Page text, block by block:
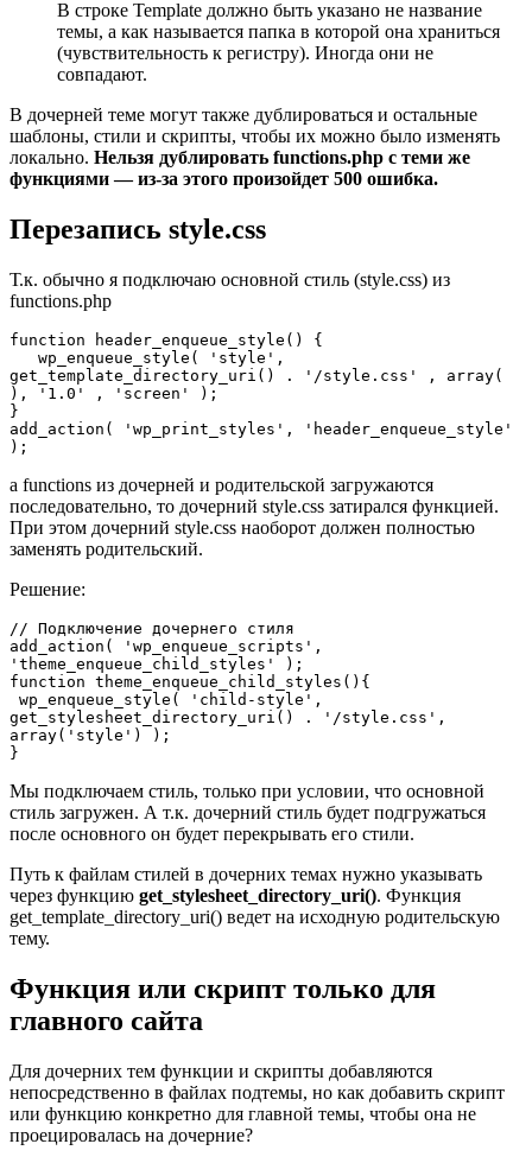
В строке Template должно быть указано не название
темы, а как называется папка в которой она храниться
(чувствительность к регистру). Иногда они не
совпадают.
В дочерней теме могут также дублироваться и остальные
шаблоны, стили и скрипты, чтобы их можно было изменять
локально. Нельзя дублировать functions.php с теми же
функциями — из-за этого произойдет 500 ошибка.
Перезапись style.css
Т.к. обычно я подключаю основной стиль (style.css) из
functions.php
function header_enqueue_style() {
get_template_directory_uri() . '/style.css' , array(
), '1.0' , 'screen' );
}
add_action( 'wp_print_styles', 'header_enqueue_style'
);
а functions из дочерней и родительской загружаются
последовательно, то дочерний style.css затирался функцией.
При этом дочерний style.css наоборот должен полностью
заменять родительский.
Решение:
// Подключение дочернего стиля
add_action( 'wp_enqueue_scripts',
'theme_enqueue_child_styles' );
function theme_enqueue_child_styles(){
get_stylesheet_directory_uri() . '/style.css',
array('style') );
}
Мы подключаем стиль, только при условии, что основной
стиль загружен. А т.к. дочерний стиль будет подгружаться
после основного он будет перекрывать его стили.
Путь к файлам стилей в дочерних темах нужно указывать
через функцию get_stylesheet_directory_uri(). Функция
get_template_directory_uri() ведет на исходную родительскую
тему.
Функция или скрипт только для
главного сайта
Для дочерних тем функции и скрипты добавляются
непосредственно в файлах подтемы, но как добавить скрипт
или функцию конкретно для главной темы, чтобы она не
проецировалась на дочерние?